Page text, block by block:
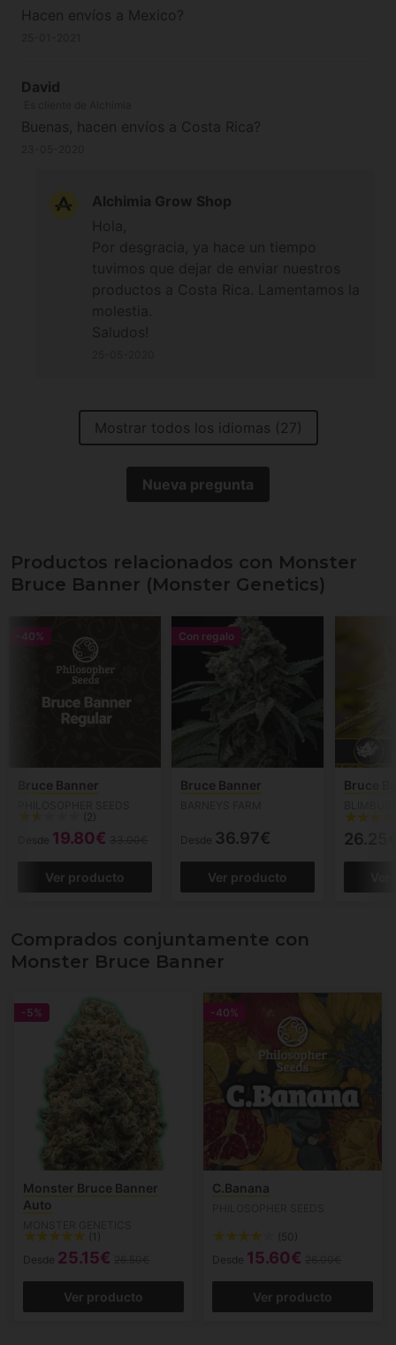
Hacen envíos a Mexico?
David
Buenas, hacen envíos a Costa Rica?
Alchimia Grow Shop
Mostrar todos los idiomas (27)
Nueva pregunta
Productos relacionados con Monster
Bruce Banner (Monster Genetics)
-40%
Bruce Banner
(2)
Desde 19.80€
Ver producto
Con regalo
Bruce Banner
Desde 36.97€
Ver producto
Bruce
Comprados conjuntamente con
Monster Bruce Banner
-5%
Monster Bruce Banner
Auto
(1)
Desde 25.15€
Ver producto
-40%
C.Banana
(50)
Desde 15.60€
Ver producto